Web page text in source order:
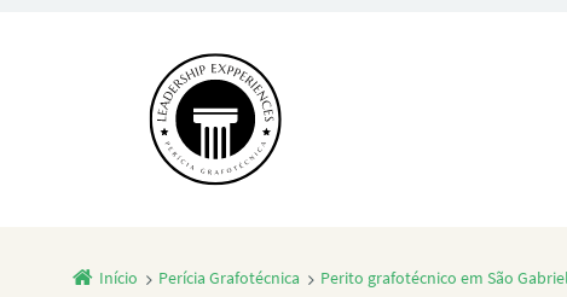
Início Perícia Grafotécnica Perito grafotécnico em São